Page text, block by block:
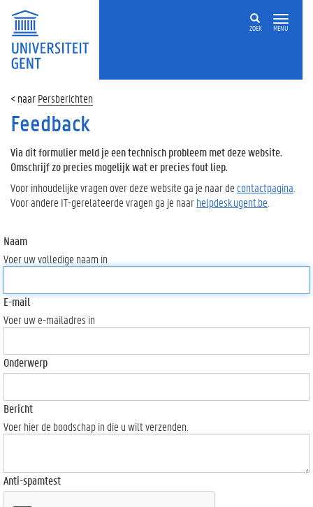
ZOEK MENU
Persberichten
Feedback
Via dit formulier meld je een technisch probleem met deze website.
Omschrijf zo precies mogelijk wat er precies fout liep.
Voor inhoudelijke vragen over deze website ga je naar de contactpagina
Voor andere IT-gerelateerde vragen ga je naarhelpdesk.ugent.be
Naam
Voer uw volledige naam in
E-mail
Voer uw e-mailadres in
Onderwerp
Bericht
Voer hier de boodschap in die u wilt verzenden.
Anti-spamtest